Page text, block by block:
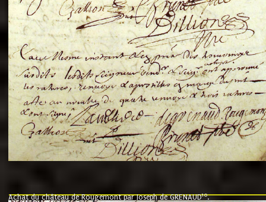
Achat du château de Rougemont par Joseph de GRENAUD10.